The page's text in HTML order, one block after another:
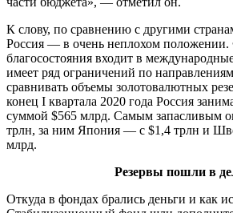
К слову, по сравнению с другими
Россия — в очень неплохом
благосостояния входит в
имеет ряд ограничений по
сравнивать объемы золотовалютных
конец I квартала 2020 года Россия
суммой $565 млрд. Самым запасливым
трлн, за ним Япония — с $1,4 трлн и
млрд.
Резервы пошли в
Откуда в фондах брались деньги и как